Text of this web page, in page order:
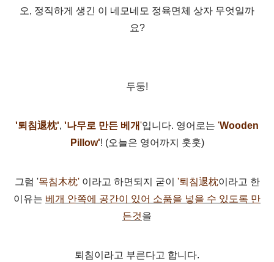
오, 정직하게 생긴 이 네모네모 정육면체 상자 무엇일까
요?
두둥!
'퇴침退枕', '나무로 만든 베개'입니다. 영어로는 'Wooden
Pillow'! (오늘은 영어까지 훗훗)
그럼 '목침木枕'이라고 하면되지 굳이 '퇴침退枕이라고 한
이유는 베개 안쪽에 공간이 있어 소품을 넣을 수 있도록 만
든것을
퇴침이라고 부른다고 합니다.